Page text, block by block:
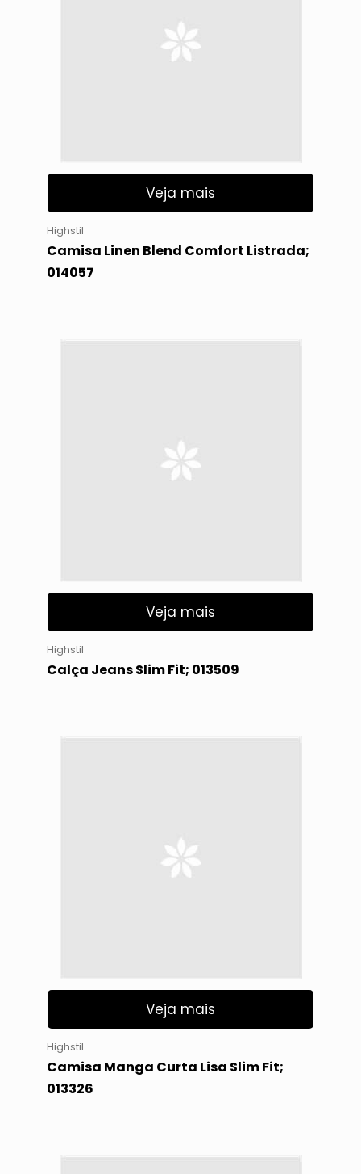
Veja mais
Highstil
Camisa Linen Blend Comfort Listrada;
014057
Veja mais
Highstil
Calça Jeans Slim Fit; 013509
Veja mais
Highstil
Camisa Manga Curta Lisa Slim Fit;
013326